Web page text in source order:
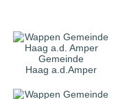
Gemeinde
Haag a.d.Amper